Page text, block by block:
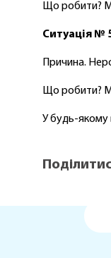
Що робити?
Ситуація №
Причина.
Що робити?
У будь-якому